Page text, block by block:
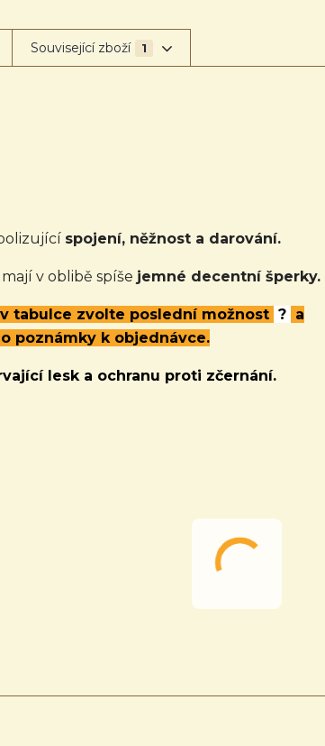
Související zboží 1
spojení, něžnost a darování.
v oblibě spíše jemné decentní šperky.
tabulce zvolte poslední možnost ? a
poznámky k objednávce.
lesk a ochranu proti zčernání.